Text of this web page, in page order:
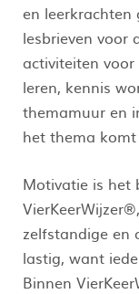
en leerkrachten
lesbrieven voor
activiteiten voor
leren, kennis
themamuur en
het thema
Motivatie is het
zelfstandige en
lastig, want
Binnen